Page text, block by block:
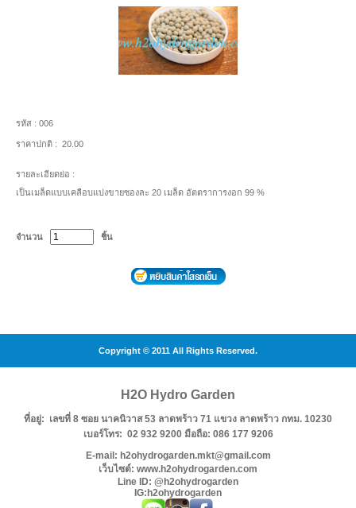
รหัส : 006
ราคาปกติ : 20.00
รายละเอียดย่อ :
เป็นเมล็ดแบบเคลือบแบ่งขายซองละ 20 เมล็ด อัตตราการงอก 99 %
จำนวน ชิ้น
Copyright © 2011 All Rights Reserved.
H2O Hydro Garden
ที่อยู่: เลขที่ 8 ซอย นาคนิวาส 53 ลาดพร้าว 71 แขวง ลาดพร้าว กทม. 10230
เบอร์โทร: 02 932 9200 มือถือ: 086 177 9206
E-mail: h2ohydrogarden.mkt@gmail.com
เว็บไซต์: www.h2ohydrogarden.com
Line ID: @h2ohydrogarden
IG:h2ohydrogarden